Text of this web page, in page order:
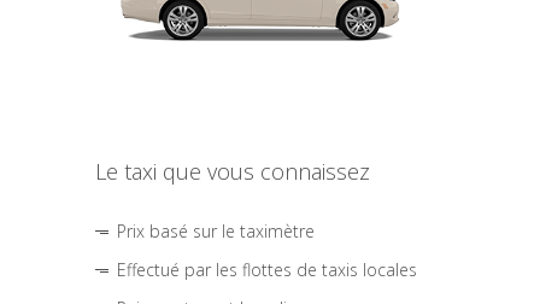
Le taxi que vous connaissez
Prix basé sur le taximètre
Effectué par les flottes de taxis locales